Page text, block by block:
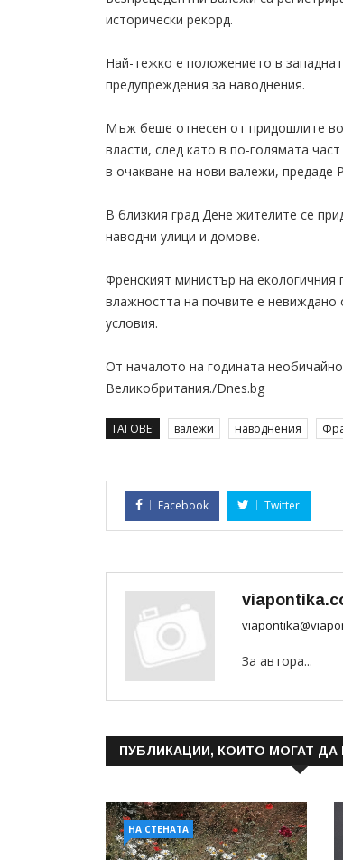
исторически рекорд.
Най-тежко е положението в
предупреждения за наводнения.
Мъж беше отнесен от придошлите
власти, след като в по-голямата
в очакване на нови валежи, предаде
В близкия град Дене жителите се
наводни улици и домове.
Френският министър на
влажността на почвите е невиждано
условия.
От началото на годината
Великобритания./Dnes.bg
ТАГОВЕ: валежи наводнения
Facebook Twitter
За автора...
ПУБЛИКАЦИИ, КОИТО МОГАТ ДА
НА СТЕНАТА